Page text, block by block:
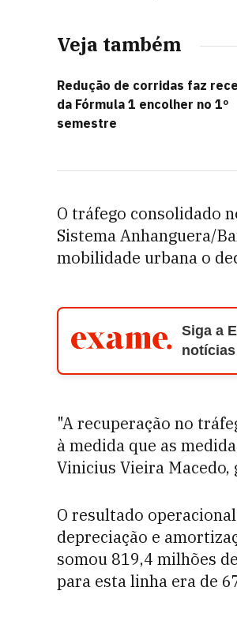
Veja também
Redução de corridas faz
da Fórmula 1 encolher no 1º
semestre
O tráfego consolidado
Sistema Anhanguera/
mobilidade urbana o
Siga a
"A recuperação no
à medida que as
Vinicius Vieira Macedo,
O resultado
depreciação e
somou 819,4 milhões
para esta linha era de